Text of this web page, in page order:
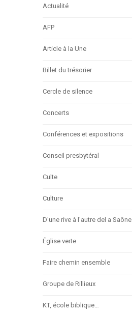
Actualité
AFP
Article à la Une
Billet du trésorier
Cercle de silence
Concerts
Conférences et expositions
Conseil presbytéral
Culte
Culture
D'une rive à l'autre del a Saône
Église verte
Faire chemin ensemble
Groupe de Rillieux
KT, école biblique…